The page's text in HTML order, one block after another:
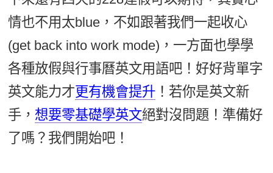
TED Talks
CNN聽力強化
新聞英文
情也不用太blue，不如跟著我們一起收心
(get back into work mode)，一方面也學學
各種放假與行事曆英文用語吧！好好背單字
英文能力才更有機會提升 ！若你是英文新
手， 想要零基礎學英文絕對沒問題！準備好
了嗎？我們開始吧！